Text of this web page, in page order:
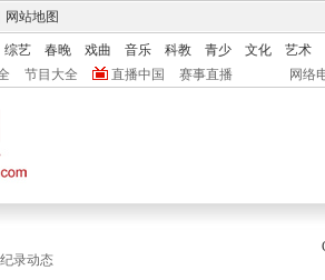
网站地图
综艺 春晚 戏曲 音乐 科教 青少 文化
艺术
节目大全 直播中国 赛事直播 网络
纪录动态